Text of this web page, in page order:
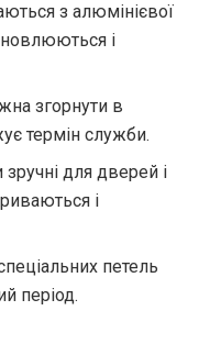
з алюмінієвої
і
згорнути в
термін служби.
зручні для дверей і
і
петель
період.